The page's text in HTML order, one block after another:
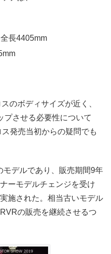
長4405mm
のボディサイズが近く、
プさせる必要性について
発売当初からの疑問でも
デルであり、販売期間9年
ーモデルチェンジを受け
施された。相当古いモデル
の販売を継続させるつ